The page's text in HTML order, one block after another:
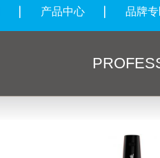
产品中心 品牌